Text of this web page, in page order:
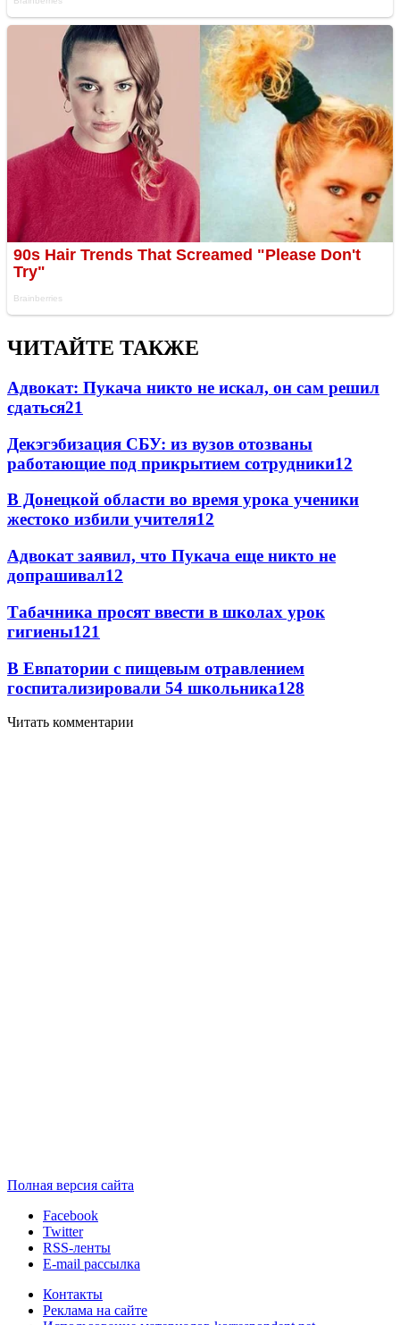
ЧИТАЙТЕ ТАКЖЕ
Адвокат: Пукача никто не искал, он сам решил
сдаться21
Декэгэбизация СБУ: из вузов отозваны
работающие под прикрытием сотрудники12
В Донецкой области во время урока ученики
жестоко избили учителя12
Адвокат заявил, что Пукача еще никто не
допрашивал12
Табачника просят ввести в школах урок
гигиены121
В Евпатории с пищевым отравлением
госпитализировали 54 школьника128
Читать комментарии
Полная версия сайта
Facebook
Twitter
RSS-ленты
E-mail рассылка
Контакты
Реклама на сайте